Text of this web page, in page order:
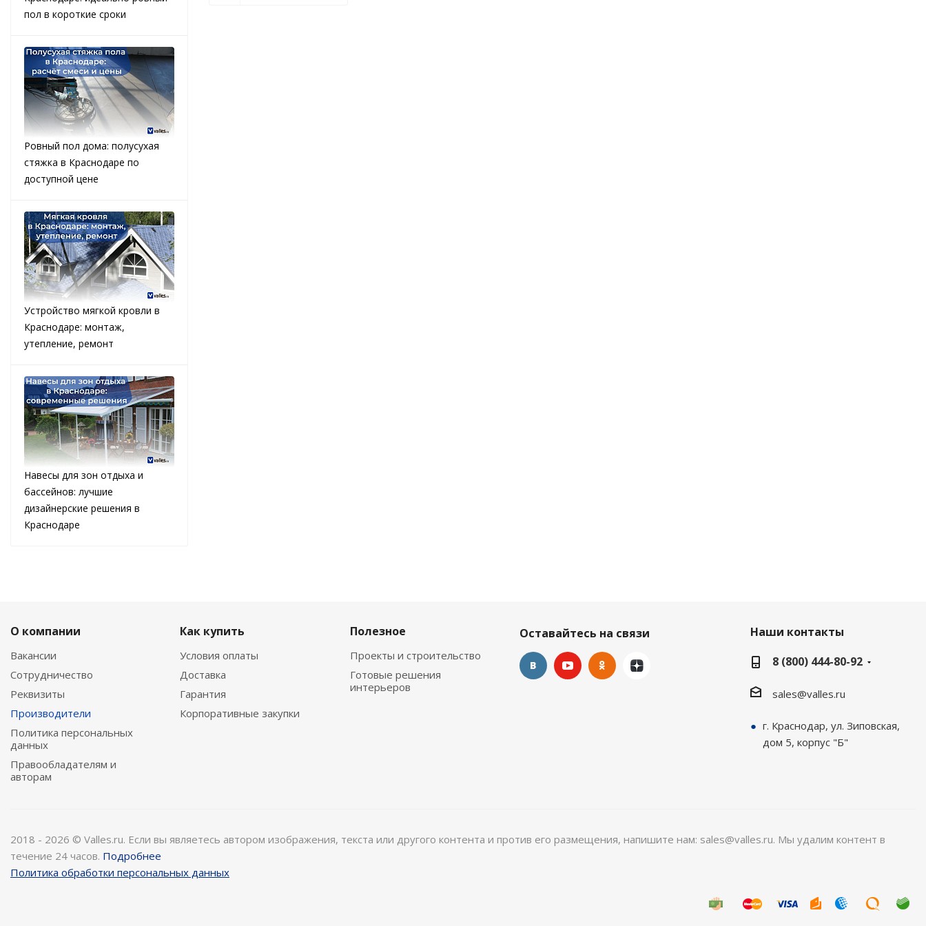
пол в короткие сроки
Ровный пол дома: полусухая
стяжка в Краснодаре по
доступной цене
Устройство мягкой кровли в
Краснодаре: монтаж,
утепление, ремонт
Навесы для зон отдыха и
бассейнов: лучшие
дизайнерские решения в
Краснодаре
О компании
Вакансии
Сотрудничество
Реквизиты
Производители
Политика персональных
данных
Правообладателям и
авторам
Как купить
Условия оплаты
Доставка
Гарантия
Корпоративные закупки
Полезное
Проекты и строительство
Готовые решения
интерьеров
Оставайтесь на связи
Наши контакты
8 (800) 444-80-92
sales@valles.ru
г. Краснодар, ул. Зиповская,
дом 5, корпус "Б"
2018 - 2026 © Valles.ru. Если вы являетесь автором изображения, текста или другого контента и против его размещения, напишите нам: sales@valles.ru. Мы удалим контент в
течение 24 часов. Подробнее
Политика обработки персональных данных